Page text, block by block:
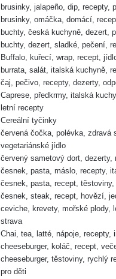
brusinky, jalapeño, dip, recepty,
brusinky, omáčka, domácí,
buchty, česká kuchyně, dezert,
buchty, dezert, sladké, pečení,
Buffalo, kuřecí, wrap, recept,
burrata, salát, italská kuchyně,
čaj, pečivo, recepty, dezerty,
Caprese, předkrmy, italská
letní recepty
Cereální tyčinky
červená čočka, polévka, zdravá
vegetariánské jídlo
červený sametový dort, dezerty,
česnek, pasta, máslo, recepty,
česnek, pasta, recept,
česnek, steak, recept, hovězí,
ceviche, krevety, mořské plody,
strava
Chai, tea, latté, nápoje, recepty,
cheeseburger, koláč, recept,
cheeseburger, těstoviny, rychlý
pro děti